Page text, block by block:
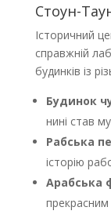
Стоун-
Історичний
справжній
будинків із
Будинок
нині став
Рабська
історію
Арабська